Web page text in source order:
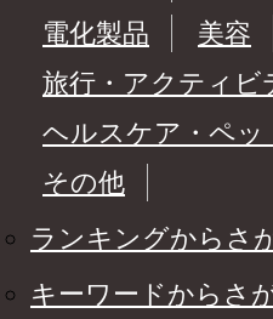
電化製品
美容
旅行・アクティビ
ヘルスケア・ペッ
その他
ランキングからさ
キーワードからさ